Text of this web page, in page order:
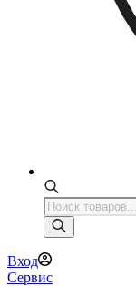
Поиск
товаров
Вход
Сервис